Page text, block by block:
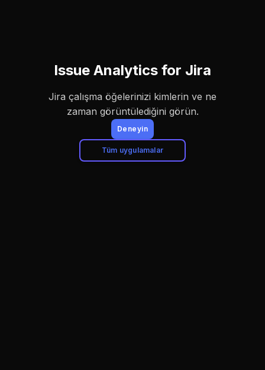
Issue Analytics for Jira
Jira çalışma öğelerinizi kimlerin ve ne
zaman görüntülediğini görün.
Deneyin
Tüm uygulamalar